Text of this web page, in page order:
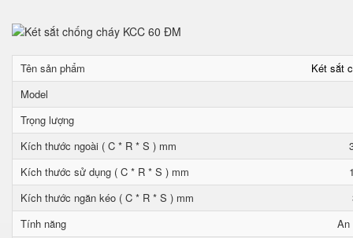
Tên sản phẩm
Két sắt
Model
Trọng lượng
Kích thước ngoài ( C * R * S ) mm
Kích thước sử dụng ( C * R * S ) mm
Kích thước ngăn kéo ( C * R * S ) mm
Tính năng
An